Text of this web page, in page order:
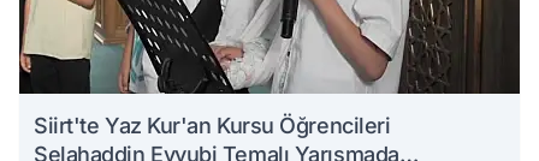
Siirt'te Yaz Kur'an Kursu Öğrencileri
Selahaddin Eyyubi Temalı Yarışmada